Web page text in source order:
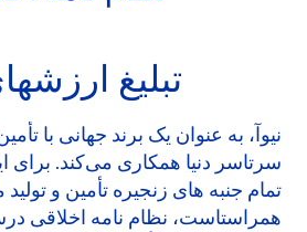
تبلیغ
نیوآ، به عنوان یک برند جهانی با
سرتاسر دنیا همکاری می‌کند. برای
تمام جنبه های زنجیره تأمین و تولید
همراستاست، نظام نامه اخلاقی